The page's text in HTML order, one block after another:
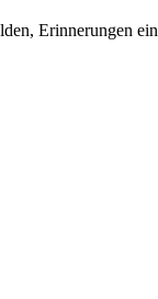
Erinnerungen